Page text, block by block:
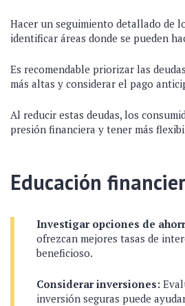
Hacer un seguimiento detallado de
identificar áreas donde se pueden
Es recomendable priorizar las
más altas y considerar el pago
Al reducir estas deudas, los
presión financiera y tener más
Educación
Investigar opciones de
ofrezcan mejores tasas de
beneficioso.
Considerar inversiones:
inversión seguras puede